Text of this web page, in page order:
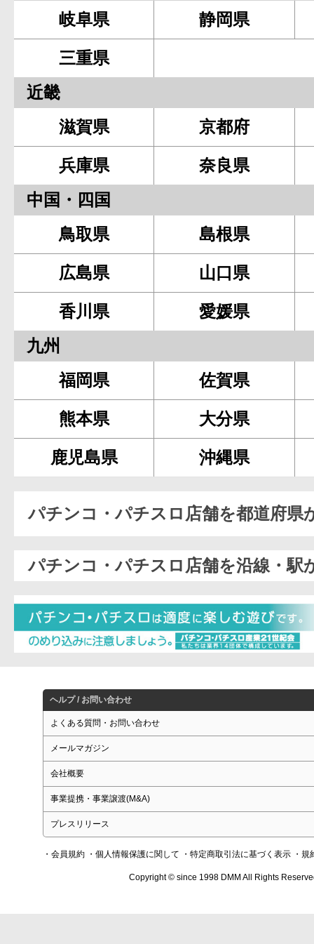
岐阜県 静岡県
三重県
近畿
滋賀県
京都府
兵庫県
奈良県
中国・四国
鳥取県
島根県
広島県 山口県
香川県
愛媛県
九州
福岡県
佐賀県
熊本県 大分県
鹿児島県 沖縄県
パチンコ・パチスロ店舗を都道府県
パチンコ・パチスロ店舗を沿線・駅
ヘルプ / お問い合わせ
よくある質問・お問い合わせ
メールマガジン
会社概要
事業提携・事業譲渡(M&A)
プレスリリース
・会員規約 ・個人情報保護に関して ・特定商取引法に基づく表示 ・規
Copyright © since 1998 DMM All Rights